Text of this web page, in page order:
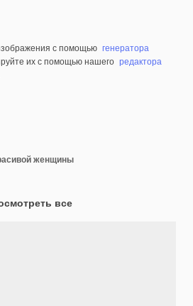
с помощью генератора
их с помощью нашего редактора
женщины
все